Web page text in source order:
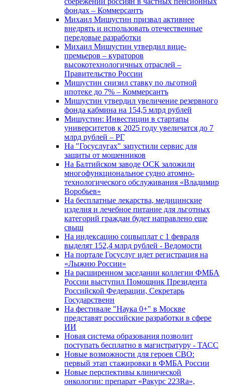
фондах – Коммерсантъ
Михаил Мишустин призвал активнее
внедрять и использовать отечественные
передовые разработки
Михаил Мишустин утвердил вице-
премьеров – кураторов
высокотехнологичных отраслей –
Правительство России
Мишустин снизил ставку по льготной
ипотеке до 7% – Коммерсантъ
Мишустин утвердил увеличение резервного
фонда кабмина на 154,5 млрд рублей
Мишустин: Инвестиции в стартапы
университетов к 2025 году увеличатся до 7
млрд рублей – РГ
На "Госуслугах" запустили сервис для
защиты от мошенников
На Балтийском заводе ОСК заложили
многофункциональное судно атомно-
технологического обслуживания «Владимир
Воробьев»
На бесплатные лекарства, медицинские
изделия и лечебное питание для льготных
категорий граждан будет направлено еще
свыш
На индексацию соцвыплат с 1 февраля
выделят 152,4 млрд рублей - Ведомости
На портале Госуслуг идет регистрация на
«Лыжню России»
На расширенном заседании коллегии ФМБА
России выступил Помощник Президента
Российской Федерации, Секретарь
Государственн
На фестивале "Наука 0+" в Москве
представят российские разработки в сфере
ИИ
Новая система образования позволит
поступать бесплатно в магистратуру - ТАСС
Новые возможности для героев СВО:
первый этап стажировки в ФМБА России
Новые перспективы клинической
онкологии: препарат «Ракурс 223Ra»,